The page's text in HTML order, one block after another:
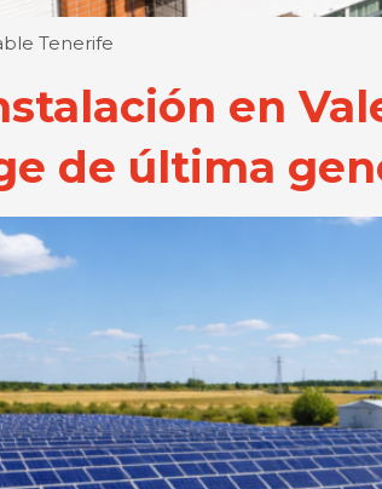
Tenerife
en
de última